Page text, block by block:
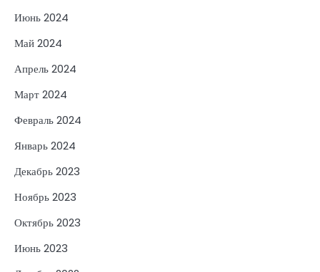
Июнь 2024
Май 2024
Апрель 2024
Март 2024
Февраль 2024
Январь 2024
Декабрь 2023
Ноябрь 2023
Октябрь 2023
Июнь 2023